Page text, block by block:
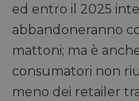
ed entro il 2025
abbandoneranno
mattoni; ma è
consumatori non
meno dei retailer